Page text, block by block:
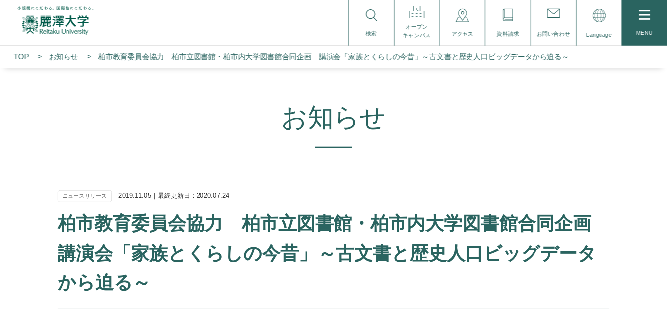
検索
オープン
キャンパス アクセス 資料請求 お問い合わせ Language MENU
TOP お知らせ 柏市教育委員会協力 柏市立図書館・柏市内大学図書館合同企画 講演会「家族とくらしの今昔」～古文書と歴史人口ビッグデータから迫る～
お知らせ
ニュースリリース 2019.11.05｜最終更新日：2020.07.24｜
柏市教育委員会協力 柏市立図書館・柏市内大学図書館合同企画
講演会「家族とくらしの今昔」～古文書と歴史人口ビッグデータ
から迫る～